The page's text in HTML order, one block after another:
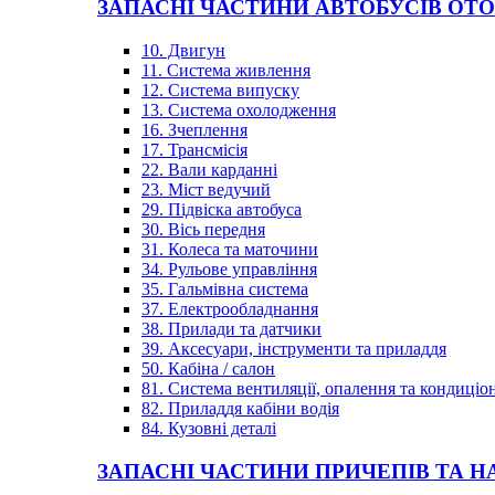
ЗАПАСНІ ЧАСТИНИ АВТОБУСІВ
10. Двигун
11. Система живлення
12. Система випуску
13. Система охолодження
16. Зчеплення
17. Трансмісія
22. Вали карданні
23. Міст ведучий
29. Підвіска автобуса
30. Вісь передня
31. Колеса та маточини
34. Рульове управління
35. Гальмівна система
37. Електрообладнання
38. Прилади та датчики
39. Аксесуари, інструменти та приладдя
50. Кабіна / салон
81. Система вентиляції, опалення та
82. Приладдя кабіни водія
84. Кузовні деталі
ЗАПАСНІ ЧАСТИНИ ПРИЧЕПІВ ТА